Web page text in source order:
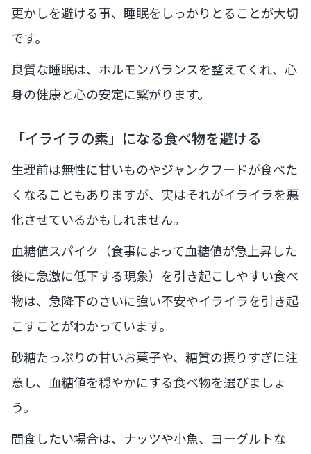
更かしを避ける事、睡眠をしっかりとることが大切
です。
良質な睡眠は、ホルモンバランスを整えてくれ、心
身の健康と心の安定に繋がります。
「イライラの素」になる食べ物を避ける
生理前は無性に甘いものやジャンクフードが食べた
くなることもありますが、実はそれがイライラを悪
化させているかもしれません。
血糖値スパイク（食事によって血糖値が急上昇した
後に急激に低下する現象）を引き起こしやすい食べ
物は、急降下のさいに強い不安やイライラを引き起
こすことがわかっています。
砂糖たっぷりの甘いお菓子や、糖質の摂りすぎに注
意し、血糖値を穏やかにする食べ物を選びましょ
う。
間食したい場合は、ナッツや小魚、ヨーグルトな